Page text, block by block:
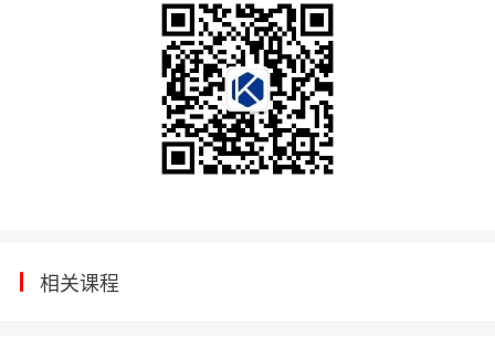
相关课程